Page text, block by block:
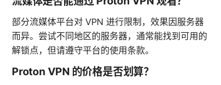
部分流媒体平台对 VPN 进行限制，效果因服务器
而异。尝试不同地区的服务器，通常能找到可用的
解锁点，但请遵守平台的使用条款。
Proton VPN 的价格是否划算？